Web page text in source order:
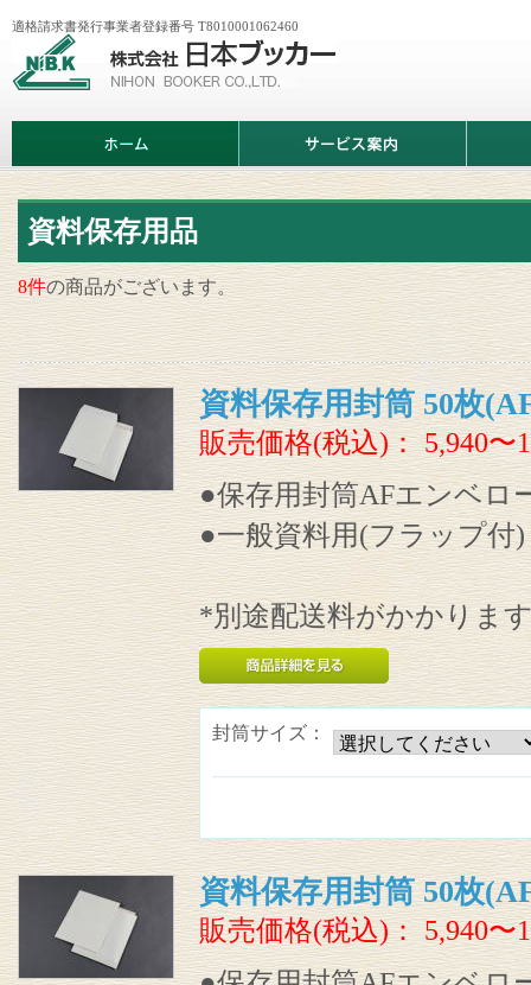
会
日
ッ
カ
適格請求書発行事業者登録番号 T8010001062460
ム
ビ
案
情
資料保存用品
8件の商品がございます。
資料保存用封筒 50枚
販売価格(税込)：5,940〜
●保存用封筒AFエンベロ
●一般資料用(フラップ付)
*別途配送料がかかりま
封筒サイズ：
資料保存用封筒 50枚
販売価格(税込)： 5,940〜